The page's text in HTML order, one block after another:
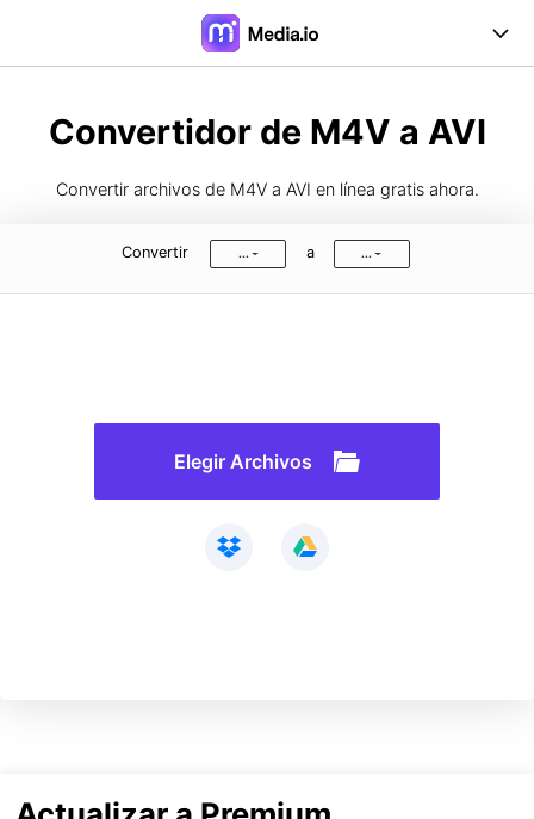
Desktop Herramientas
Formatos de Conversión
Convertidor de M4V a AVI
Convertir archivos de M4V a AVI en línea gratis ahora.
Convertir ... a ...
Elegir Archivos